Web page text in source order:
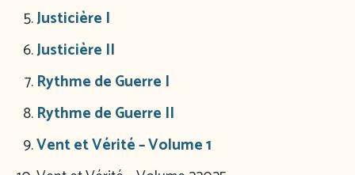
Justicière I
Justicière II
Rythme de Guerre I
Rythme de Guerre II
Vent et Vérité – Volume 1